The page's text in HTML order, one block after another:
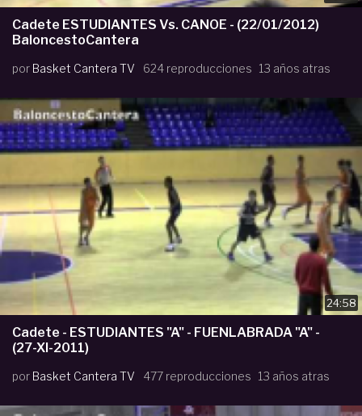
Cadete ESTUDIANTES Vs. CANOE - (22/01/2012)
BaloncestoCantera
por Basket Cantera TV 624 reproducciones 13 años atras
24:58
Cadete - ESTUDIANTES "A" - FUENLABRADA "A" -
(27-XI-2011)
por Basket Cantera TV 477 reproducciones 13 años atras